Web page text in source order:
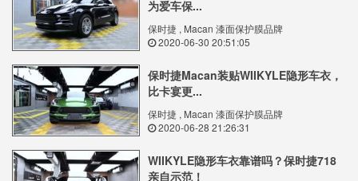
为爱车保...
保时捷 , Macan 漆面保护膜品牌
2020-06-30 20:51:05
保时捷Macan装贴WIIKYLE隐形车衣，
比卡宴更...
保时捷 , Macan 漆面保护膜品牌
2020-06-28 21:26:31
WIIKYLE隐形车衣靠谱吗？保时捷718
亲自示范！